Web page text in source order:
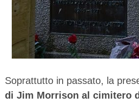
Soprattutto in passato, la
di Jim Morrison al cimitero